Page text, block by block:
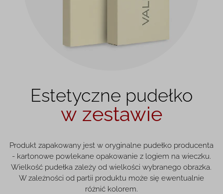
Estetyczne pudełko
w zestawie
Produkt zapakowany jest w oryginalne pudełko producenta
- kartonowe powlekane opakowanie z logiem na wieczku.
Wielkość pudełka zależy od wielkości wybranego obrazka.
W zależności od partii produktu może się ewentualnie
różnić kolorem.